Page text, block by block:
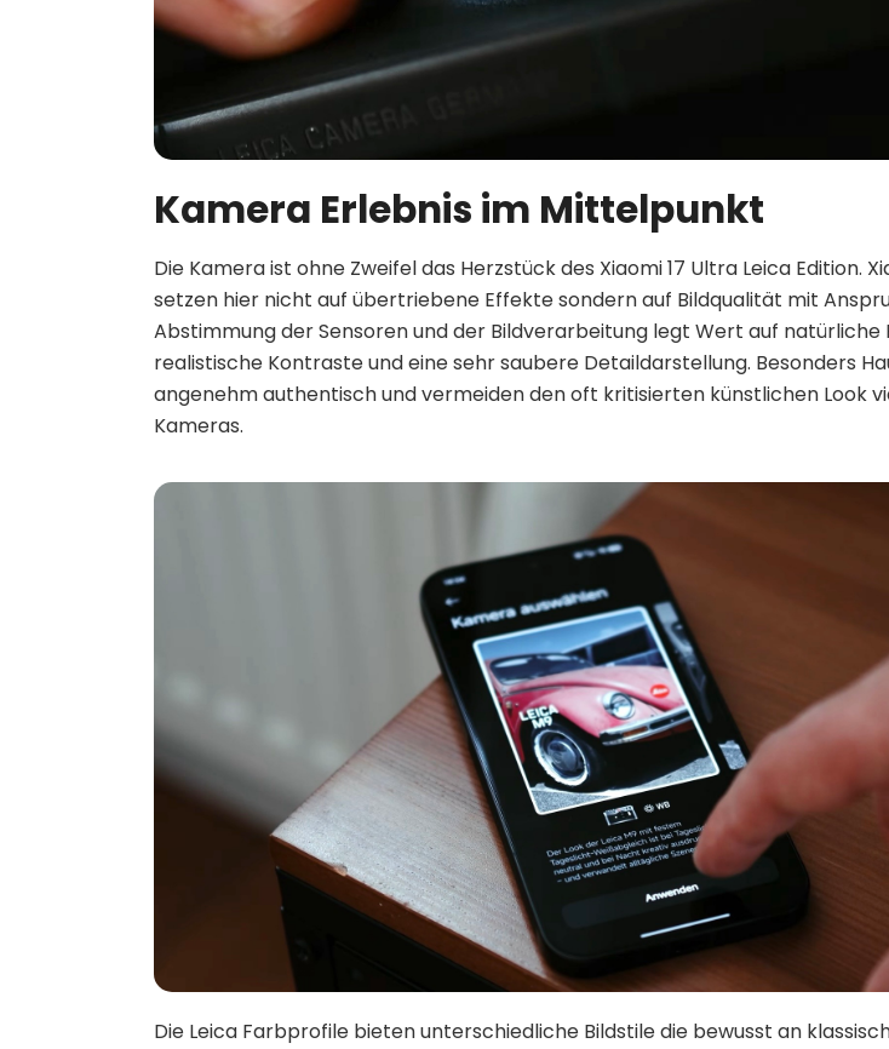
Kamera Erlebnis im Mittelpunkt
Die Kamera ist ohne Zweifel das Herzstück des Xiaomi 17 Ultra Leica Edition.
setzen hier nicht auf übertriebene Effekte sondern auf Bildqualität mit
Abstimmung der Sensoren und der Bildverarbeitung legt Wert auf natürliche
realistische Kontraste und eine sehr saubere Detaildarstellung. Besonders
angenehm authentisch und vermeiden den oft kritisierten künstlichen Look
Kameras.
Die Leica Farbprofile bieten unterschiedliche Bildstile die bewusst an